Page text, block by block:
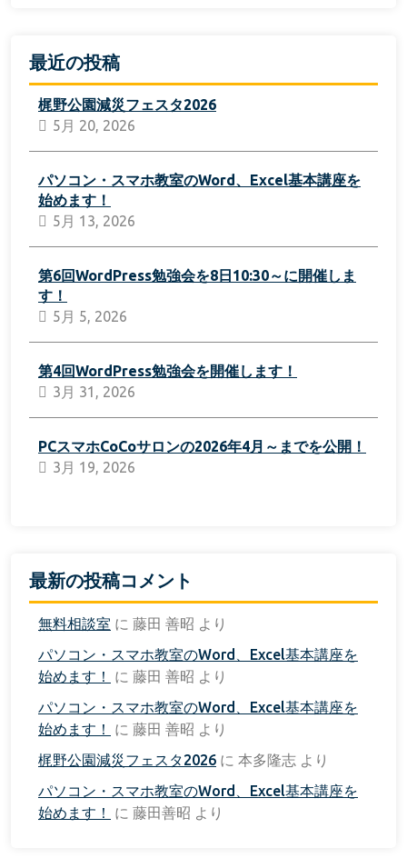
最近の投稿
梶野公園減災フェスタ2026
5月 20, 2026
パソコン・スマホ教室のWord、Excel基本講座を
始めます！
5月 13, 2026
第6回WordPress勉強会を8日10:30～に開催しま
す！
5月 5, 2026
第4回WordPress勉強会を開催します！
3月 31, 2026
PCスマホCoCoサロンの2026年4月～までを公開！
3月 19, 2026
最新の投稿コメント
無料相談室 に 藤田 善昭 より
パソコン・スマホ教室のWord、Excel基本講座を
始めます！
に 藤田 善昭 より
パソコン・スマホ教室のWord、Excel基本講座を
始めます！
に 藤田 善昭 より
梶野公園減災フェスタ2026 に 本多隆志 より
パソコン・スマホ教室のWord、Excel基本講座を
始めます！
に 藤田善昭 より